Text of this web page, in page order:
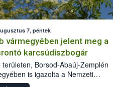
7, péntek
vármegyében jelent meg a
karcsúdíszbogár
területen, Borsod-Abaúj-Zemplén
is igazolta a Nemzeti
biztonsági Hivatal (Nébih) a